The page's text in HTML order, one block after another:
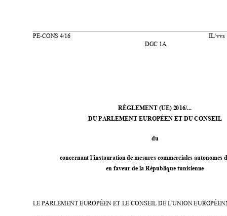
PE-CONS 4/16
IL/vvs
DGC 1A
RÈGLEMENT (UE) 2016/...
DU PARLEMENT EUROPÉEN ET DU CONSEIL
du
concernant l'instauration de mesures commerciales autonomes d
en faveur de la République tunisienne
LE PARLEMENT EUROPÉEN ET LE CONSEIL DE L'UNION EU